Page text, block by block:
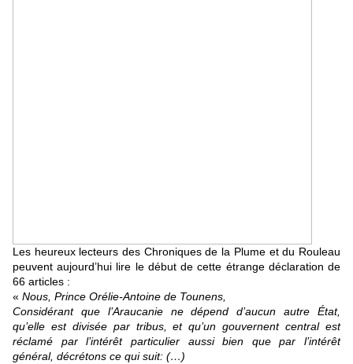
Les heureux lecteurs des Chroniques de la Plume et du Rouleau
peuvent aujourd’hui lire le début de cette étrange déclaration de
66 articles :
« Nous, Prince Orélie-Antoine de Tounens,
Considérant que l’Araucanie ne dépend d’aucun autre État,
qu’elle est divisée par tribus, et qu’un gouvernent central est
réclamé par l’intérêt particulier aussi bien que par l’intérêt
général, décrétons ce qui suit: (…)